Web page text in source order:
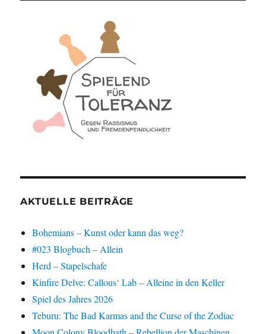
AKTUELLE BEITRÄGE
Bohemians – Kunst oder kann das weg?
#023 Blogbuch – Allein
Herd – Stapelschafe
Kinfire Delve: Callous‘ Lab – Alleine in den Keller
Spiel des Jahres 2026
Teburu: The Bad Karmas and the Curse of the Zodiac